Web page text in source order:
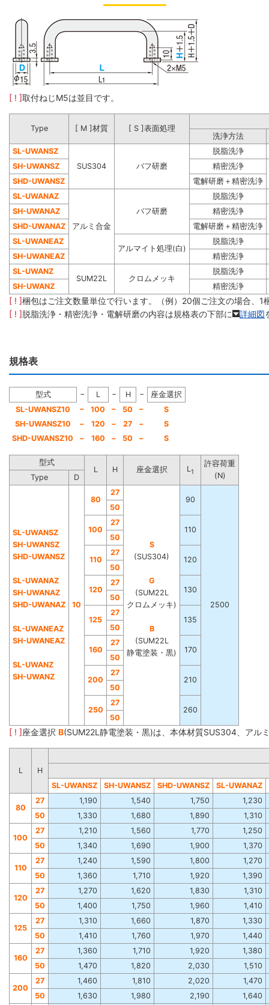
[ ! ]取付ねじM5は並目です。
Type [ M ]材質
[ S ]表面処理
洗浄方法
SL-UWANSZ
SUS304
バフ研磨
脱脂洗浄
SH-UWANSZ
精密洗浄
SHD-UWANSZ
電解研磨＋精密洗浄
SL-UWANAZ
アルミ合金
バフ研磨
脱脂洗浄
SH-UWANAZ
精密洗浄
SHD-UWANAZ
電解研磨＋精密洗浄
SL-UWANEAZ
アルマイト処理(白)
脱脂洗浄
SH-UWANEAZ
精密洗浄
SL-UWANZ
SUM22L
クロムメッキ
脱脂洗浄
SH-UWANZ
精密洗浄
[ ! ]梱包はご注文数量単位で行います。（例）20個ご注文の場合、1
[ ! ]脱脂洗浄・精密洗浄・電解研磨の内容は規格表の下部に 詳細図
規格表
型式 − L − H −
座金選択
SL-UWANSZ10
− 100 − 50 −
S
SH-UWANSZ10
− 120 − 27 −
S
SHD-UWANSZ10
− 160 − 50 − S
型式
L
H 座金選択 L 1
許容荷重
(N)
Type D
SL-UWANSZ
SH-UWANSZ
SHD-UWANSZ
SL-UWANAZ
SH-UWANAZ
SHD-UWANAZ
SL-UWANEAZ
SH-UWANEAZ
SL-UWANZ
SH-UWANZ
10
80
27
S
(SUS304)
G
(SUM22L
クロムメッキ)
B
(SUM22L
静電塗装・黒)
90
2500
50
100
27
110
50
110
27
120
50
120
27
130
50
125
27
135
50
160
27
170
50
200
27
210
50
250
27
260
50
[ ! ]座金選択 B(SUM22L静電塗装・黒)は、本体材質SUS304、アル
L
H
SL-UWANSZ
SH-UWANSZ SHD-UWANSZ SL-UWANAZ
80
27 1,190 1,540 1,750
1,230
50
1,330 1,680 1,890 1,310
100
27 1,210 1,560 1,770
1,250
50
1,340 1,690 1,900 1,370
110
27 1,240 1,590 1,800
1,270
50
1,360 1,710 1,920 1,390
120
27 1,270 1,620 1,830
1,310
50
1,400 1,750 1,960 1,410
125
27 1,310 1,660 1,870
1,330
50
1,410 1,760 1,970 1,440
160
27 1,360 1,710 1,920
1,380
50
1,470 1,820 2,030 1,510
200
27 1,460 1,810 2,020
1,470
50
1,630 1,980 2,190 1,640